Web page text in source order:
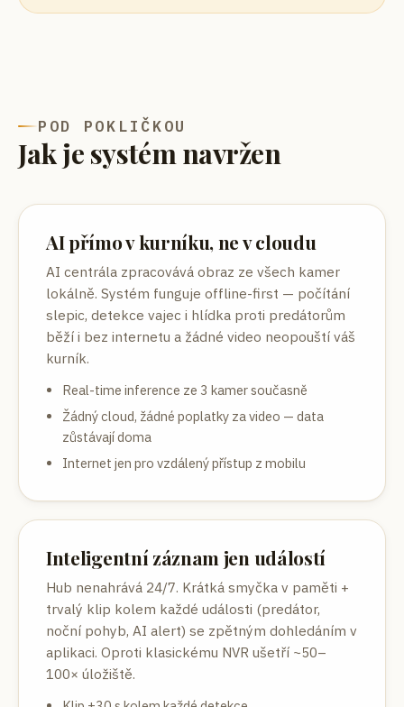
POD POKLIČKOU
Jak je systém navržen
AI přímo v kurníku, ne v cloudu
AI centrála zpracovává obraz ze všech kamer
lokálně. Systém funguje offline-first — počítání
slepic, detekce vajec i hlídka proti predátorům
běží i bez internetu a žádné video neopouští váš
kurník.
Real-time inference ze 3 kamer současně
Žádný cloud, žádné poplatky za video — data
zůstávají doma
Internet jen pro vzdálený přístup z mobilu
Inteligentní záznam jen událostí
Hub nenahrává 24/7. Krátká smyčka v paměti +
trvalý klip kolem každé události (predátor,
noční pohyb, AI alert) se zpětným dohledáním v
aplikaci. Oproti klasickému NVR ušetří ~50–
100× úložiště.